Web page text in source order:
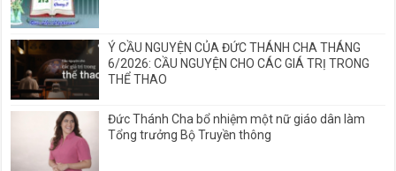
Ý CẦU NGUYỆN CỦA ĐỨC THÁNH CHA THÁNG
6/2026: CẦU NGUYỆN CHO CÁC GIÁ TRỊ TRONG
THỂ THAO
Đức Thánh Cha bổ nhiệm một nữ giáo dân làm
Tổng trưởng Bộ Truyền thông